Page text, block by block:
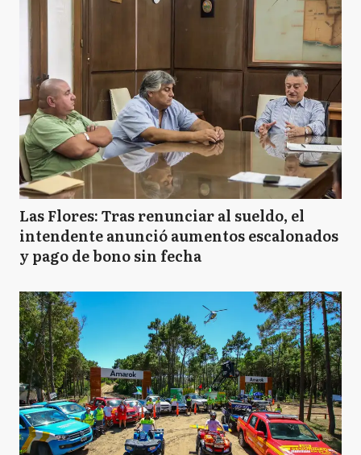
Las Flores: Tras renunciar al sueldo, el
intendente anunció aumentos escalonados
y pago de bono sin fecha